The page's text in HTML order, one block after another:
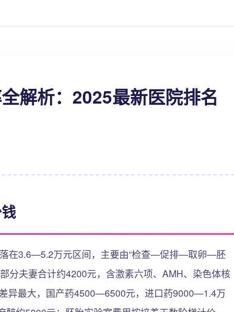
解析：2025最新医院排名
在3.6—5.2万元区间，主要由“检查—促排—取卵—胚
夫妻合计约4200元，含激素六项、AMH、染色体核
异最大，国产药4500—6500元，进口药9000—1.4万